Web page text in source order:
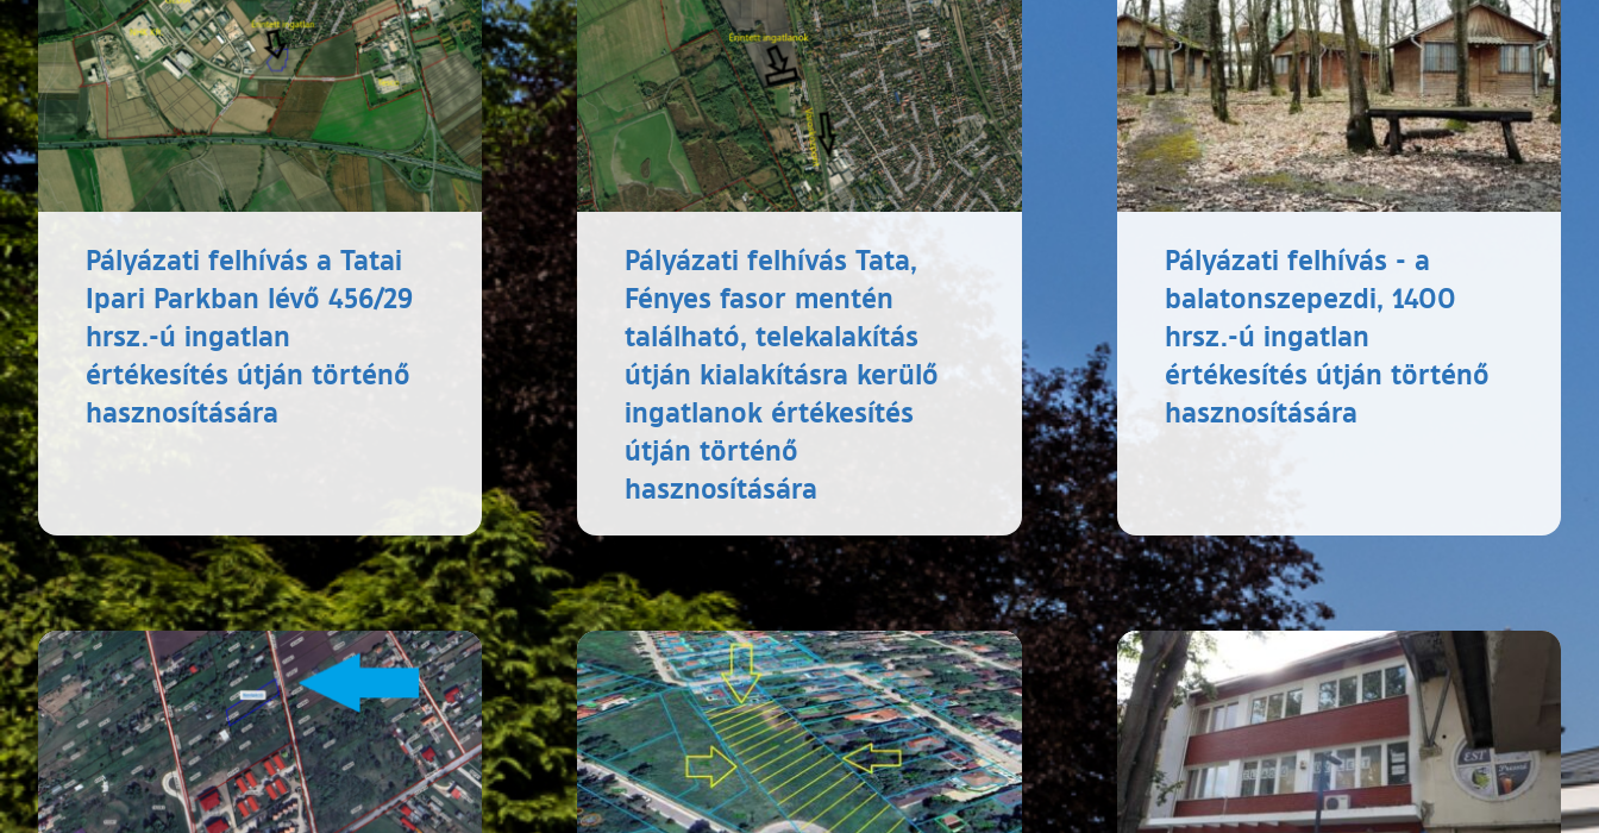
Pályázati felhívás a Tatai
Ipari Parkban lévő 456/29
hrsz.-ú ingatlan
értékesítés útján történő
hasznosítására
Pályázati felhívás Tata,
Fényes fasor mentén
található, telekalakítás
útján kialakításra kerülő
ingatlanok értékesítés
útján történő
hasznosítására
Pályázati felhívás - a
balatonszepezdi, 1400
hrsz.-ú ingatlan
értékesítés útján történő
hasznosítására